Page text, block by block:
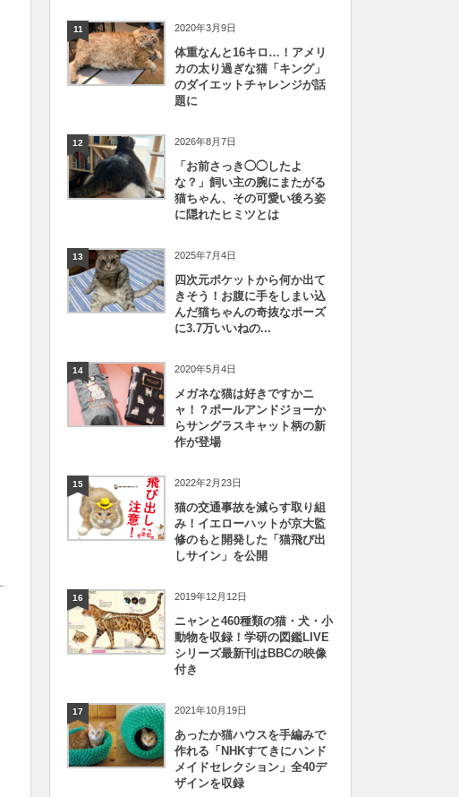
11 2020年3月9日
体重なんと16キロ…！アメリ
カの太り過ぎな猫「キング」
のダイエットチャレンジが話
題に
12 2026年8月7日
「お前さっき◯◯したよ
な？」飼い主の腕にまたがる
猫ちゃん、その可愛い後ろ姿
に隠れたヒミツとは
13 2025年7月4日
四次元ポケットから何か出て
きそう！お腹に手をしまい込
んだ猫ちゃんの奇抜なポーズ
に3.7万いいねの...
14 2020年5月4日
メガネな猫は好きですかニ
ャ！？ポールアンドジョーか
らサングラスキャット柄の新
作が登場
15 2022年2月23日
猫の交通事故を減らす取り組
み！イエローハットが京大監
修のもと開発した「猫飛び出
しサイン」を公開
16 2019年12月12日
ニャンと460種類の猫・犬・小
動物を収録！学研の図鑑LIVE
シリーズ最新刊はBBCの映像
付き
17 2021年10月19日
あったか猫ハウスを手編みで
作れる「NHKすてきにハンド
メイドセレクション」全40デ
ザインを収録